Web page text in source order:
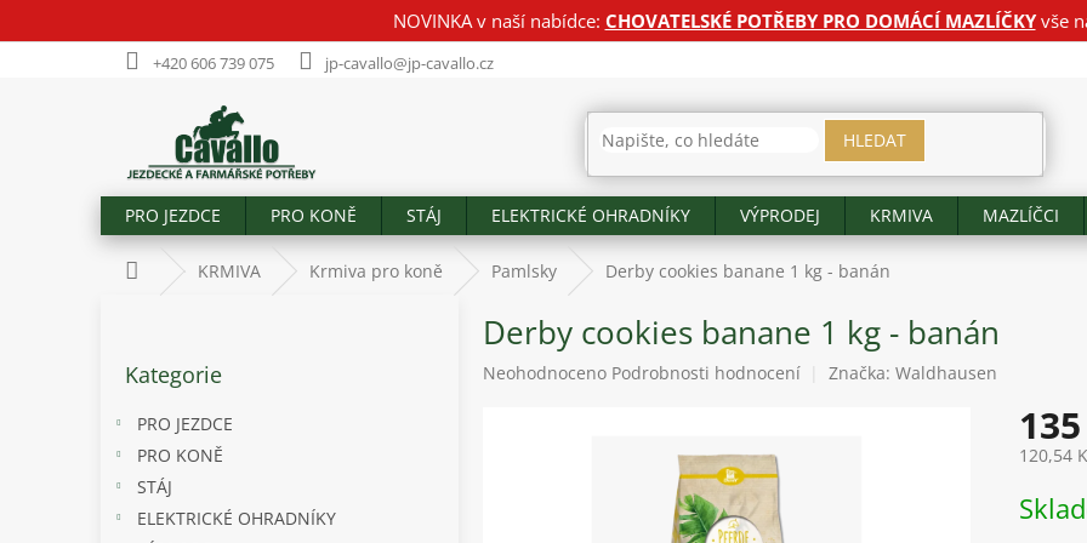
NOVINKA v naší nabídce: CHOVATELSKÉ POTŘEBY PRO DOMÁCÍ MAZLÍČKYvše
+420 606 739 075 jp-cavallo@jp-cavallo.cz
HLEDAT
PRO JEZDCE PRO KONĚ STÁJ ELEKTRICKÉ OHRADNÍKY VÝPRODEJ KRMIVA MAZLÍČCI
Domů KRMIVA Krmiva pro koně Pamlsky Derby cookies banane 1 kg - banán
kategorie
Kategorie
PRO JEZDCE
PRO KONĚ
STÁJ
ELEKTRICKÉ OHRADNÍKY
Derby cookies banane 1 kg - banán
Průměrné
Neohodnoceno Podrobnosti hodnocení Značka: Waldhausen
120,54
cena: